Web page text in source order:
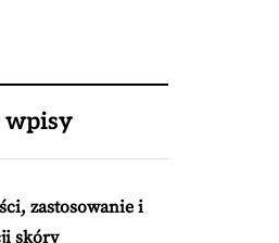
wpisy
zastosowanie i
skóry